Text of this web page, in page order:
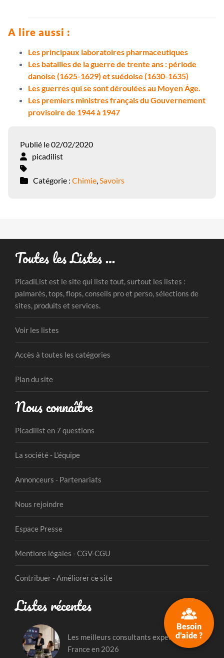
A lire aussi :
Les principaux laboratoires pharmaceutiques
Les batailles de la guerre de trente ans : période
danoise (1625-1629) et suédoise (1630-1635)
Les guerres qui se sont déroulées au Moyen Âge.
Les premiers ministres français du Gouvernement
provisoire de 1944 à 1947
Publié le 02/02/2020
picadilist
Catégorie : Chimie Savoirs
Toutes les Listes …
PicadiList est le site qui liste tout, surtout les listes :
palmarès, tops, flops, conseils pro et perso, sélections de
sites, produits et services.
Voir les listes
Accès à toutes les catégories
Plan du site
Nous connaître
Picadilist en 7 questions
La société - L'équipe
Annonceurs - Partenariats
Nous rejoindre
Espace Presse
Mentions légales - CGV-CGU
Contribuer - Améliorer ce site
Listes récentes
Les meilleurs consultants experts Odoo en
France en 2026
Besoin
d'aide ?